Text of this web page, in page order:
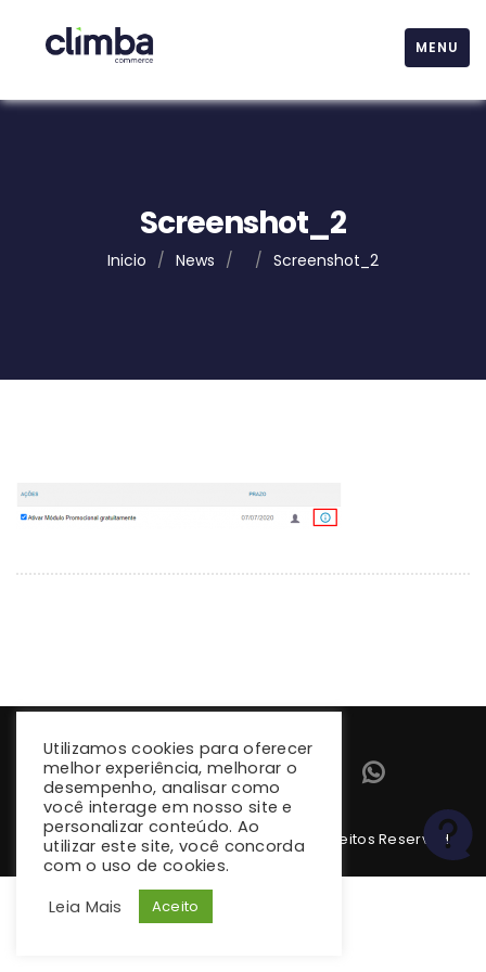
MENU
Screenshot_2
Inicio / News / / Screenshot_2
Copyright 2026 climba.com.br. Todos os Direitos Reservados
Utilizamos cookies para oferecer
melhor experiência, melhorar o
desempenho, analisar como
você interage em nosso site e
personalizar conteúdo. Ao
utilizar este site, você concorda
com o uso de cookies.
Leia Mais
Aceito